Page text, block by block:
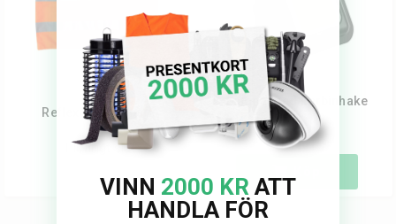
Reflexväst för barn
Tillfälligt slut
Lampa med karbinhake
149 kr
VINN 2000 KR ATT
HANDLA FÖR